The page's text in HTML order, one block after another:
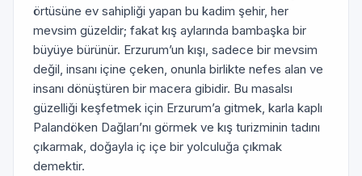
örtüsüne ev sahipliği yapan bu kadim şehir, her
mevsim güzeldir; fakat kış aylarında bambaşka bir
büyüye bürünür. Erzurum’un kışı, sadece bir mevsim
değil, insanı içine çeken, onunla birlikte nefes alan ve
insanı dönüştüren bir macera gibidir. Bu masalsı
güzelliği keşfetmek için Erzurum’a gitmek, karla kaplı
Palandöken Dağları’nı görmek ve kış turizminin tadını
çıkarmak, doğayla iç içe bir yolculuğa çıkmak
demektir.